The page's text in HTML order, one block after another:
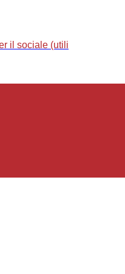
il sociale (utili